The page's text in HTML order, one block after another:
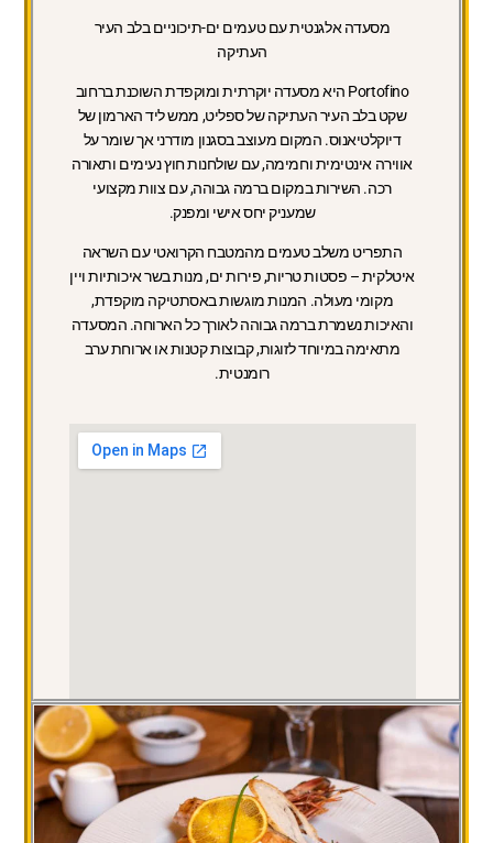
מסעדה אלגנטית עם טעמים ים-תיכוניים בלב העיר
העתיקה
Portofino היא מסעדה יוקרתית ומוקפדת השוכנת ברחוב
שקט בלב העיר העתיקה של ספליט, ממש ליד הארמון של
דיוקלטיאנוס. המקום מעוצב בסגנון מודרני אך שומר על
אווירה אינטימית וחמימה, עם שולחנות חוץ נעימים ותאורה
רכה. השירות במקום ברמה גבוהה, עם צוות מקצועי
שמעניק יחס אישי ומפנק.
התפריט משלב טעמים מהמטבח הקרואטי עם השראה
איטלקית – פסטות טריות, פירות ים, מנות בשר איכותיות ויין
מקומי מעולה. המנות מוגשות באסתטיקה מוקפדת,
והאיכות נשמרת ברמה גבוהה לאורך כל הארוחה. המסעדה
מתאימה במיוחד לזוגות, קבוצות קטנות או ארוחת ערב
רומנטית.